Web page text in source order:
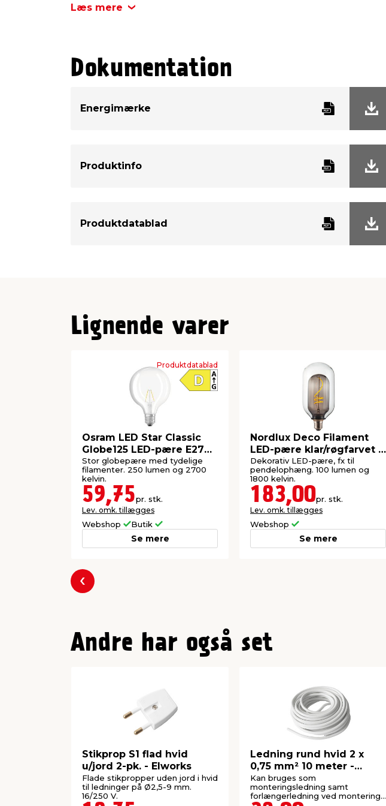
Mærke
100000
15000
64 mm
Læs mere
Dokumentation
Energimærke
Produktinfo
Produktdatablad
Lignende varer
Produktdatablad
Osram LED Star Classic
Globe125 LED-pære E27
2,5 W
Stor globepære med tydelige
filamenter. 250 lumen og 2700
kelvin.
59,75pr. stk.
Lev. omk. tillægges
Webshop Butik
Se mere
Nordlux Deco Filament
LED-pære klar/røgfarvet 4
W E27
Dekorativ LED-pære, fx til
pendelophæng. 100 lumen og
1800 kelvin.
183,00pr. stk.
Lev. omk. tillægges
Webshop
Se mere
Forrige
Andre har også set
Stikprop S1 flad hvid
u/jord 2-pk. - Elworks
Flade stikpropper uden jord i hvid
til ledninger på Ø2,5-9 mm.
16/250 V.
Ledning rund hvid 2 x
0,75 mm² 10 meter -
Elworks
Kan bruges som
monteringsledning samt
forlængerledning ved montering